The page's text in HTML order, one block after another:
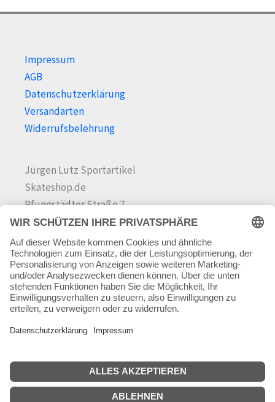
Impressum
AGB
Datenschutzerklärung
Versandarten
Widerrufsbelehrung
Jürgen Lutz Sportartikel
Skateshop.de
Pfungstädter Straße 7
64342 Seeheim-Jugenheim
Tel.06257 868181
Mail:info@skateshop.de
Warenkorb
Mein Konto